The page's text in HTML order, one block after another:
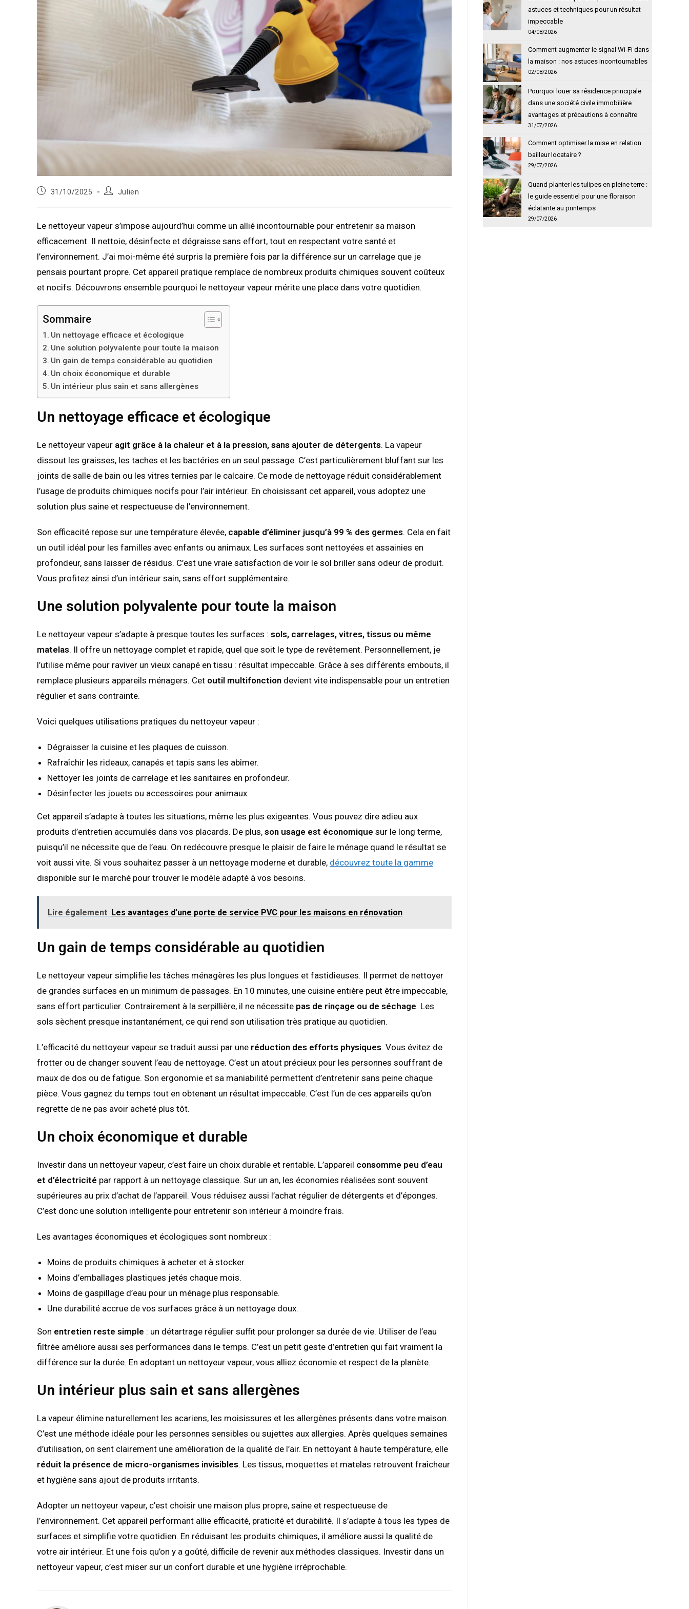
Publication
31/10/2025
Auteur/autrice
Julien
Le nettoyeur vapeur s’impose aujourd’hui comme un allié incontournable pour entretenir sa maison
efficacement. Il nettoie, désinfecte et dégraisse sans effort, tout en respectant votre santé et
l’environnement. J’ai moi-même été surpris la première fois par la différence sur un carrelage que je
pensais pourtant propre. Cet appareil pratique remplace de nombreux produits chimiques souvent coûteux
et nocifs. Découvrons ensemble pourquoi le nettoyeur vapeur mérite une place dans votre quotidien.
Sommaire
Un nettoyage efficace et écologique
Une solution polyvalente pour toute la maison
Un gain de temps considérable au quotidien
Un choix économique et durable
Un intérieur plus sain et sans allergènes
Un nettoyage efficace et écologique
Le nettoyeur vapeur agit grâce à la chaleur et à la pression, sans ajouter de détergents. La vapeur
dissout les graisses, les taches et les bactéries en un seul passage. C’est particulièrement bluffant sur les
joints de salle de bain ou les vitres ternies par le calcaire. Ce mode de nettoyage réduit considérablement
l’usage de produits chimiques nocifs pour l’air intérieur. En choisissant cet appareil, vous adoptez une
solution plus saine et respectueuse de l’environnement.
Son efficacité repose sur une température élevée, capable d’éliminer jusqu’à 99 % des germes. Cela en fait
un outil idéal pour les familles avec enfants ou animaux. Les surfaces sont nettoyées et assainies en
profondeur, sans laisser de résidus. C’est une vraie satisfaction de voir le sol briller sans odeur de produit.
Vous profitez ainsi d’un intérieur sain, sans effort supplémentaire.
Une solution polyvalente pour toute la maison
Le nettoyeur vapeur s’adapte à presque toutes les surfaces : sols, carrelages, vitres, tissus ou même
matelas. Il offre un nettoyage complet et rapide, quel que soit le type de revêtement. Personnellement, je
l’utilise même pour raviver un vieux canapé en tissu : résultat impeccable. Grâce à ses différents embouts, il
remplace plusieurs appareils ménagers. Cet outil multifonction devient vite indispensable pour un entretien
régulier et sans contrainte.
Voici quelques utilisations pratiques du nettoyeur vapeur :
Dégraisser la cuisine et les plaques de cuisson.
Rafraîchir les rideaux, canapés et tapis sans les abîmer.
Nettoyer les joints de carrelage et les sanitaires en profondeur.
Désinfecter les jouets ou accessoires pour animaux.
Cet appareil s’adapte à toutes les situations, même les plus exigeantes. Vous pouvez dire adieu aux
produits d’entretien accumulés dans vos placards. De plus, son usage est économique sur le long terme,
puisqu’il ne nécessite que de l’eau. On redécouvre presque le plaisir de faire le ménage quand le résultat se
voit aussi vite. Si vous souhaitez passer à un nettoyage moderne et durable, découvrez toute la gamme
disponible sur le marché pour trouver le modèle adapté à vos besoins.
Lire également Les avantages d’une porte de service PVC pour les maisons en rénovation
Un gain de temps considérable au quotidien
Le nettoyeur vapeur simplifie les tâches ménagères les plus longues et fastidieuses. Il permet de nettoyer
de grandes surfaces en un minimum de passages. En 10 minutes, une cuisine entière peut être impeccable,
sans effort particulier. Contrairement à la serpillière, il ne nécessite pas de rinçage ou de séchage. Les
sols sèchent presque instantanément, ce qui rend son utilisation très pratique au quotidien.
L’efficacité du nettoyeur vapeur se traduit aussi par une réduction des efforts physiques. Vous évitez de
frotter ou de changer souvent l’eau de nettoyage. C’est un atout précieux pour les personnes souffrant de
maux de dos ou de fatigue. Son ergonomie et sa maniabilité permettent d’entretenir sans peine chaque
pièce. Vous gagnez du temps tout en obtenant un résultat impeccable. C’est l’un de ces appareils qu’on
regrette de ne pas avoir acheté plus tôt.
Un choix économique et durable
Investir dans un nettoyeur vapeur, c’est faire un choix durable et rentable. L’appareil consomme peu d’eau
et d’électricité par rapport à un nettoyage classique. Sur un an, les économies réalisées sont souvent
supérieures au prix d’achat de l’appareil. Vous réduisez aussi l’achat régulier de détergents et d’éponges.
C’est donc une solution intelligente pour entretenir son intérieur à moindre frais.
Les avantages économiques et écologiques sont nombreux :
Moins de produits chimiques à acheter et à stocker.
Moins d’emballages plastiques jetés chaque mois.
Moins de gaspillage d’eau pour un ménage plus responsable.
Une durabilité accrue de vos surfaces grâce à un nettoyage doux.
Son entretien reste simple : un détartrage régulier suffit pour prolonger sa durée de vie. Utiliser de l’eau
filtrée améliore aussi ses performances dans le temps. C’est un petit geste d’entretien qui fait vraiment la
différence sur la durée. En adoptant un nettoyeur vapeur, vous alliez économie et respect de la planète.
Un intérieur plus sain et sans allergènes
La vapeur élimine naturellement les acariens, les moisissures et les allergènes présents dans votre maison.
C’est une méthode idéale pour les personnes sensibles ou sujettes aux allergies. Après quelques semaines
d’utilisation, on sent clairement une amélioration de la qualité de l’air. En nettoyant à haute température, elle
réduit la présence de micro-organismes invisibles. Les tissus, moquettes et matelas retrouvent fraîcheur
et hygiène sans ajout de produits irritants.
Adopter un nettoyeur vapeur, c’est choisir une maison plus propre, saine et respectueuse de
l’environnement. Cet appareil performant allie efficacité, praticité et durabilité. Il s’adapte à tous les types de
surfaces et simplifie votre quotidien. En réduisant les produits chimiques, il améliore aussi la qualité de
votre air intérieur. Et une fois qu’on y a goûté, difficile de revenir aux méthodes classiques. Investir dans un
nettoyeur vapeur, c’est miser sur un confort durable et une hygiène irréprochable.
astuces et techniques pour un résultat
impeccable
04/08/2026
Comment augmenter le signal Wi-Fi dans
la maison : nos astuces incontournables
02/08/2026
Pourquoi louer sa résidence principale
dans une société civile immobilière :
avantages et précautions à connaître
31/07/2026
Comment optimiser la mise en relation
bailleur locataire ?
29/07/2026
Quand planter les tulipes en pleine terre :
le guide essentiel pour une floraison
éclatante au printemps
29/07/2026